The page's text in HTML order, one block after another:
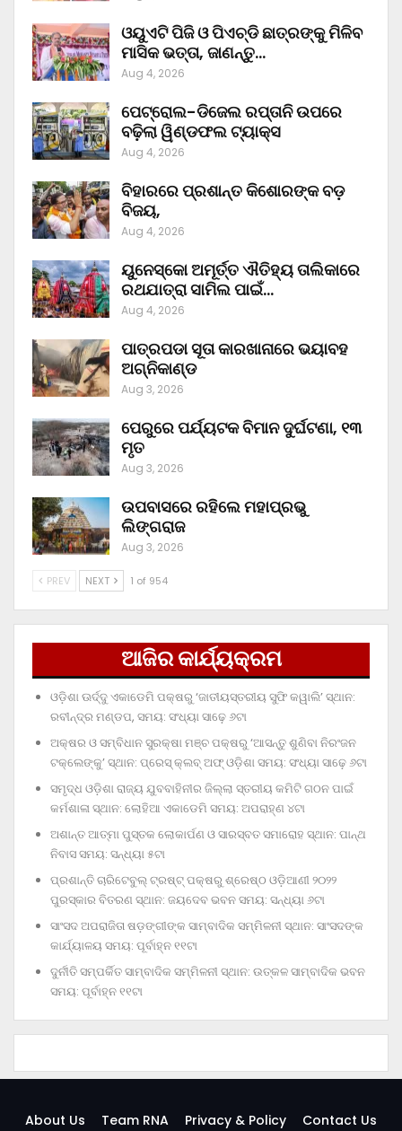
ଓୟୁଏଟି ପିଜି ଓ ପିଏଚ୍‌ଡି ଛାତ୍ରଙ୍କୁ ମିଳିବ
ମାସିକ ଭତ୍ତା, ଜାଣନ୍ତୁ…
Aug 4, 2026
ପେଟ୍ରୋଲ-ଡିଜେଲ ରପ୍ତାନି ଉପରେ
ବଢ଼ିଲା ୱିଣ୍ଡଫଲ ଟ୍ୟାକ୍ସ
Aug 4, 2026
ବିହାରରେ ପ୍ରଶାନ୍ତ କିଶୋରଙ୍କ ବଡ଼
ବିଜୟ,
Aug 4, 2026
ୟୁନେସ୍କୋ ଅମୂର୍ତ୍ତ ଐତିହ୍ୟ ତାଲିକାରେ
ରଥଯାତ୍ରା ସାମିଲ ପାଇଁ…
Aug 4, 2026
ପାତ୍ରପଡା ସୂତା କାରଖାନାରେ ଭୟାବହ
ଅଗ୍ନିକାଣ୍ଡ
Aug 3, 2026
ପେରୁରେ ପର୍ଯ୍ୟଟକ ବିମାନ ଦୁର୍ଘଟଣା, ୧୩
ମୃତ
Aug 3, 2026
ଉପବାସରେ ରହିଲେ ମହାପ୍ରଭୁ
ଲିଙ୍ଗରାଜ
Aug 3, 2026
PREV NEXT 1 of 954
ଆଜିର କାର୍ଯ୍ୟକ୍ରମ
ଓଡ଼ିଶା ଊର୍ଦ୍ଦୁ ଏକାଡେମି ପକ୍ଷରୁ ‘ଜାତୀୟସ୍ତରୀୟ ସୁଫି କୱାଲି’ ସ୍ଥାନ:
ରବୀନ୍ଦ୍ର ମଣ୍ଡପ, ସମୟ: ସଂଧ୍ୟା ସାଢ଼େ ୬ଟା
ଅକ୍ଷର ଓ ସମ୍ବିଧାନ ସୁରକ୍ଷା ମଞ୍ଚ ପକ୍ଷରୁ ‘ଆସନ୍ତୁ ଶୁଣିବା ନିରଂଜନ
ଟକ୍‌ଲେଙ୍କୁ’ ସ୍ଥାନ: ପ୍ରେସ୍‌ କ୍ଲବ୍‌ ଅଫ୍‌ ଓଡ଼ିଶା ସମୟ: ସଂଧ୍ୟା ସାଢ଼େ ୬ଟା
ସମୃଦ୍ଧ ଓଡ଼ିଶା ରାଜ୍ୟ ଯୁବବାହିନୀର ଜିଲ୍ଲା ସ୍ତରୀୟ କମିଟି ଗଠନ ପାଇଁ
କର୍ମଶାଳା ସ୍ଥାନ: ଲୋହିଆ ଏକାଡେମି ସମୟ: ଅପରାହ୍‌ଣ ୪ଟା
ଅଶାନ୍ତ ଆତ୍ମା ପୁସ୍ତକ ଲୋକାର୍ପଣ ଓ ସାରସ୍ବତ ସମାରୋହ ସ୍ଥାନ: ପାନ୍ଥ
ନିବାସ ସମୟ: ସନ୍ଧ୍ୟା ୫ଟା
ପ୍ରଶାନ୍ତି ଚାରିଟେବୁଲ୍‌ ଟ୍ରଷ୍ଟ୍‌ ପକ୍ଷରୁ ଶ୍ରେଷ୍ଠ ଓଡ଼ିଆଣୀ ୨୦୨୨
ପୁରସ୍କାର ବିତରଣ ସ୍ଥାନ: ଜୟଦେବ ଭବନ ସମୟ: ସନ୍ଧ୍ୟା ୬ଟା
ସାଂସଦ ଅପରାଜିତା ଷଡ଼ଙ୍ଗୀଙ୍କ ସାମ୍ବାଦିକ ସମ୍ମିଳନୀ ସ୍ଥାନ: ସାଂସଦଙ୍କ
କାର୍ଯ୍ୟାଳୟ ସମୟ: ପୂର୍ବାହ୍ନ ୧୧ଟା
ଦୁର୍ନୀତି ସମ୍ପର୍କିତ ସାମ୍ବାଦିକ ସମ୍ମିଳନୀ ସ୍ଥାନ: ଉତ୍କଳ ସାମ୍ବାଦିକ ଭବନ
ସମୟ: ପୂର୍ବାହ୍ନ ୧୧ଟା
About Us Team RNA Privacy & Policy Contact Us